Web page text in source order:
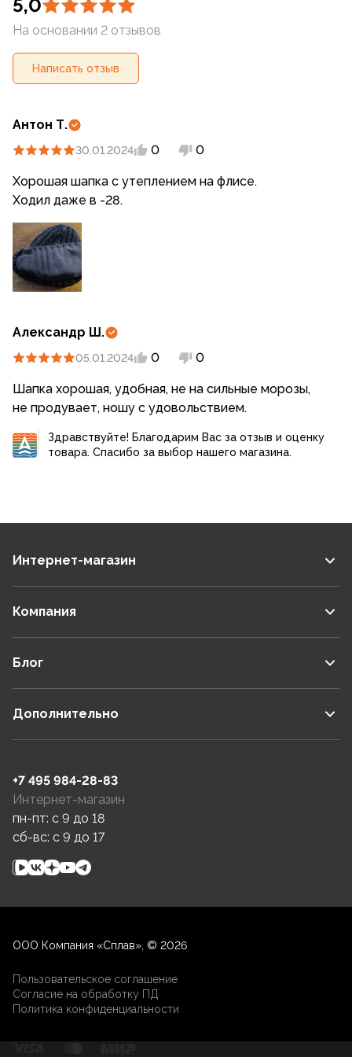
5,0
На основании 2 отзывов
Написать отзыв
Антон Т.
30.01.2024 0 0
Хорошая шапка с утеплением на флисе.
Ходил даже в -28.
Александр Ш.
05.01.2024 0 0
Шапка хорошая, удобная, не на сильные морозы,
не продувает, ношу с удовольствием.
Здравствуйте! Благодарим Вас за отзыв и оценку
товара. Спасибо за выбор нашего магазина.
Интернет-магазин
Компания
Блог
Дополнительно
+7 495 984-28-83
Интернет-магазин
пн-пт: c 9 до 18
сб-вс: c 9 до 17
ООО Компания «Сплав», © 2026
Пользовательское соглашение
Согласие на обработку ПД
Политика конфиденциальности